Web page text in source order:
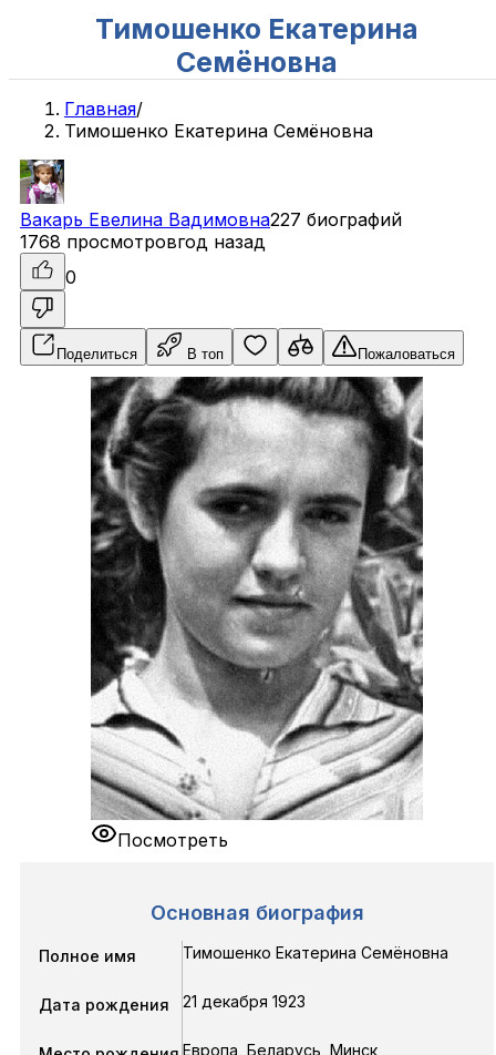
Тимошенко Екатерина
Семёновна
Главная/
Тимошенко Екатерина Семёновна
Вакарь Евелина Вадимовна227 биографий
1768 просмотровгод назад
0
Поделиться В топ Пожаловаться
Посмотреть
Основная биография
Полное имя Тимошенко Екатерина Семёновна
Дата рождения 21 декабря 1923
Европа, Беларусь, Минск